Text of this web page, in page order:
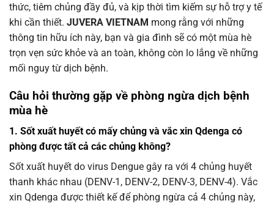
thức, tiêm chủng đầy đủ, và kịp thời tìm kiếm sự hỗ trợ y tế
khi cần thiết. JUVERA VIETNAM mong rằng với những
thông tin hữu ích này, bạn và gia đình sẽ có một mùa hè
trọn vẹn sức khỏe và an toàn, không còn lo lắng về những
mối nguy từ dịch bệnh.
Câu hỏi thường gặp về phòng ngừa dịch bệnh
mùa hè
1. Sốt xuất huyết có mấy chủng và vắc xin Qdenga có
phòng được tất cả các chủng không?
Sốt xuất huyết do virus Dengue gây ra với 4 chủng huyết
thanh khác nhau (DENV-1, DENV-2, DENV-3, DENV-4). Vắc
xin Qdenga được thiết kế để phòng ngừa cả 4 chủng này,